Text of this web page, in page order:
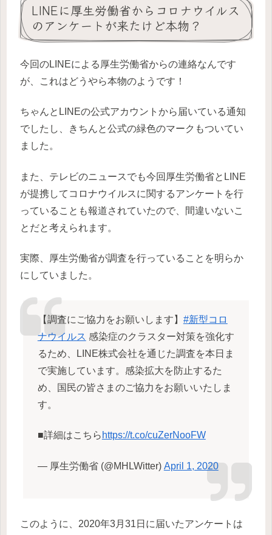
LINEに厚生労働省からコロナウイルス
のアンケートが来たけど本物？
今回のLINEによる厚生労働省からの連絡なんです
が、これはどうやら本物のようです！
ちゃんとLINEの公式アカウントから届いている通知
でしたし、きちんと公式の緑色のマークもついてい
ました。
また、テレビのニュースでも今回厚生労働省とLINE
が提携してコロナウイルスに関するアンケートを行
っていることも報道されていたので、間違いないこ
とだと考えられます。
実際、厚生労働省が調査を行っていることを明らか
にしていました。
【調査にご協力をお願いします】 #新型コロ
ナウイルス 感染症のクラスター対策を強化す
るため、LINE株式会社を通じた調査を本日ま
で実施しています。感染拡大を防止するた
め、国民の皆さまのご協力をお願いいたしま
す。
■詳細はこちら https://t.co/cuZerNooFW
— 厚生労働省 (@MHLWitter) April 1, 2020
このように、2020年3月31日に届いたアンケートは